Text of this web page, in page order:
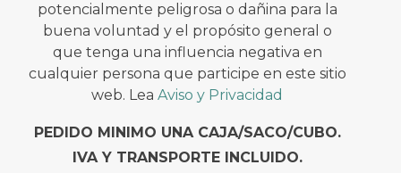
potencialmente peligrosa o dañina para la
buena voluntad y el propósito general o
que tenga una influencia negativa en
cualquier persona que participe en este sitio
web. Lea Aviso y Privacidad
PEDIDO MINIMO UNA CAJA/SACO/CUBO.
IVA Y TRANSPORTE INCLUIDO.